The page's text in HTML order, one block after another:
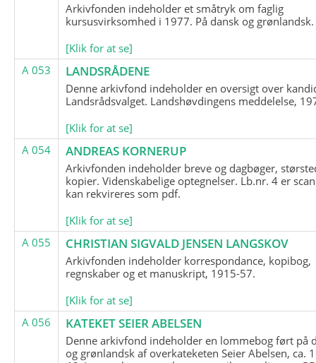
Arkivfonden indeholder et småtryk om faglig
kursusvirksomhed i 1977. På dansk og grønlandsk.
[Klik for at se]
A 053
LANDSRÅDENE
Denne arkivfond indeholder en oversigt over
Landsrådsvalget. Landshøvdingens meddelelse,
[Klik for at se]
A 054
ANDREAS KORNERUP
Arkivfonden indeholder breve og dagbøger,
kopier. Videnskabelige optegnelser. Lb.nr. 4 er
kan rekvireres som pdf.
[Klik for at se]
A 055
CHRISTIAN SIGVALD JENSEN LANGSKOV
Arkivfonden indeholder korrespondance, kopibog,
regnskaber og et manuskript, 1915-57.
[Klik for at se]
A 056
KATEKET SEIER ABELSEN
Denne arkivfond indeholder en lommebog ført på
og grønlandsk af overkateketen Seier Abelsen, ca.